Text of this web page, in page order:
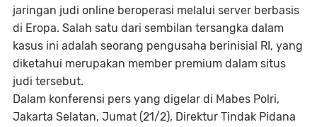
jaringan judi online beroperasi melalui server berbasis
di Eropa. Salah satu dari sembilan tersangka dalam
kasus ini adalah seorang pengusaha berinisial RI, yang
diketahui merupakan member premium dalam situs
judi tersebut.
Dalam konferensi pers yang digelar di Mabes Polri,
Jakarta Selatan, Jumat (21/2), Direktur Tindak Pidana